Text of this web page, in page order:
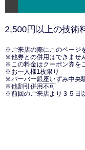
2,500円以上の技術
※ご来店の際にこのページ
※他券との併用はできませ
※この料金はクーポン券を
※お一人様1枚限り
※バーバー銀座いずみ中央
※他割引併用不可
※前回のご来店より３５日